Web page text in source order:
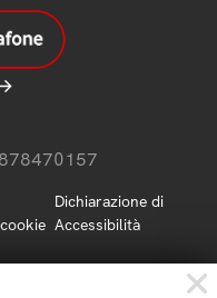
Dichiarazione di
Accessibilità